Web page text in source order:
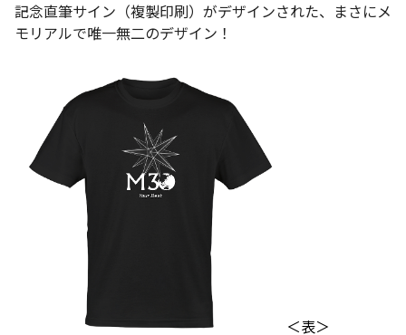
記念直筆サイン（複製印刷）がデザインされた、まさにメ
モリアルで唯一無二のデザイン！
＜表＞